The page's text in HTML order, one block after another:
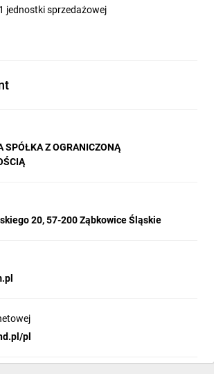
jednostki sprzedażowej
SPÓŁKA Z OGRANICZONĄ
20, 57-200 Ząbkowice Śląskie
pl